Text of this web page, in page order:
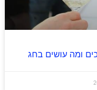
ומה עושים בחג